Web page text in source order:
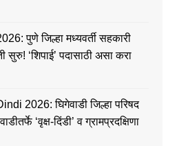
पुणे जिल्हा मध्यवर्ती सहकारी
सुरु! ‘शिपाई’ पदासाठी असा करा
2026: घिगेवाडी जिल्हा परिषद
‘वृक्ष-दिंडी’ व ग्रामप्रदक्षिणा